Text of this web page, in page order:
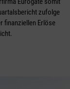
zufolge
finanziellen Erlöse